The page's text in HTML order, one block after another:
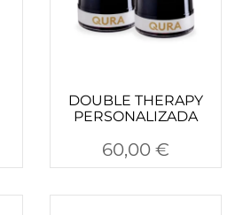
DOUBLE THERAPY
PERSONALIZADA
60,00 €